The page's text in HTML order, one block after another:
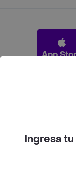
App
Pide tu comida
Categorías
Ingresa